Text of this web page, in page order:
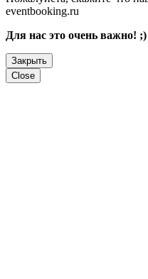
eventbooking.ru
Для нас это очень важно! ;)
Закрыть
Close